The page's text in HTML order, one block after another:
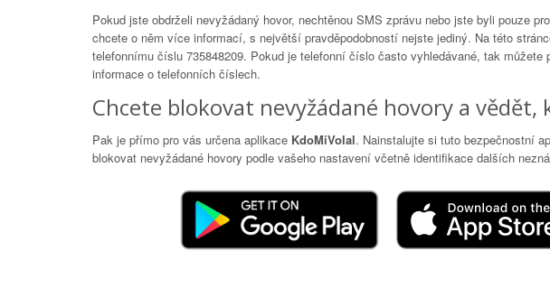
Pokud jste obdrželi nevyžádaný hovor, nechtěnou SMS zprávu nebo jste byli pouze
chcete o něm více informací, s největší pravděpodobností nejste jediný. Na této
telefonnímu číslu 735848209. Pokud je telefonní číslo často vyhledávané, tak můžete
informace o telefonních číslech.
Chcete blokovat nevyžádané hovory a vědět,
Pak je přímo pro vás určena aplikace KdoMiVolal. Nainstalujte si tuto bezpečnostní
blokovat nevyžádané hovory podle vašeho nastavení včetně identifikace dalších